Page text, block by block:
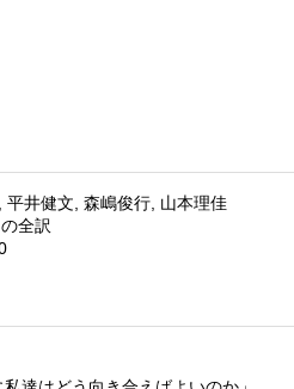
平井健文, 森嶋俊行, 山本理佳
全訳